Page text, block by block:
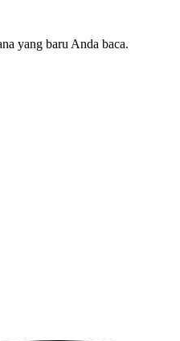
yang baru Anda baca.